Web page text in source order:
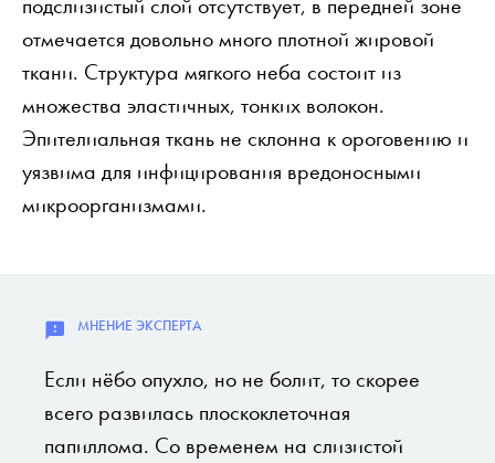
отмечается довольно много плотной жировой
ткани. Структура мягкого неба состоит из
множества эластичных, тонких волокон.
Эпителиальная ткань не склонна к ороговению и
уязвима для инфицирования вредоносными
микроорганизмами.
Если нёбо опухло, но не болит, то скорее
всего развилась плоскоклеточная
папиллома. Со временем на слизистой